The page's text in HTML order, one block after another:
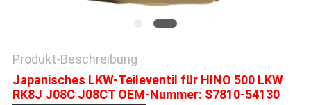
Produkt-Beschreibung
Japanisches LKW-Teileventil für HINO 500 LKW
RK8J J08C J08CT OEM-Nummer: S7810-54130